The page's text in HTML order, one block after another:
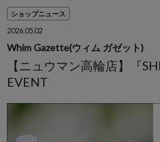
ショップニュース
2026.05.02
Whim Gazette(ウィム ガゼット)
【ニュウマン高輪店】『
EVENT